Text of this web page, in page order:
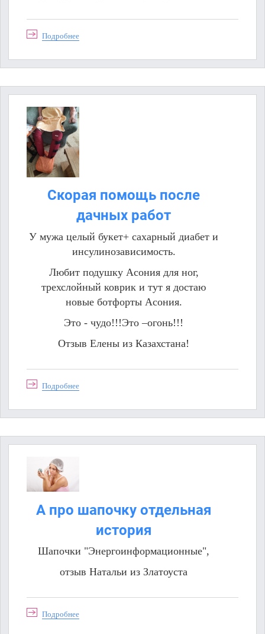
Подробнее
Скорая помощь после
дачных работ
У мужа целый букет+ сахарный диабет и
инсулинозависимость.
Любит подушку Асония для ног,
трехслойный коврик и тут я достаю
новые ботфорты Асония.
Это - чудо!!!Это –огонь!!!
Отзыв Елены из Казахстана!
Подробнее
А про шапочку отдельная
история
Шапочки "Энергоинформационные",
отзыв Натальи из Златоуста
Подробнее